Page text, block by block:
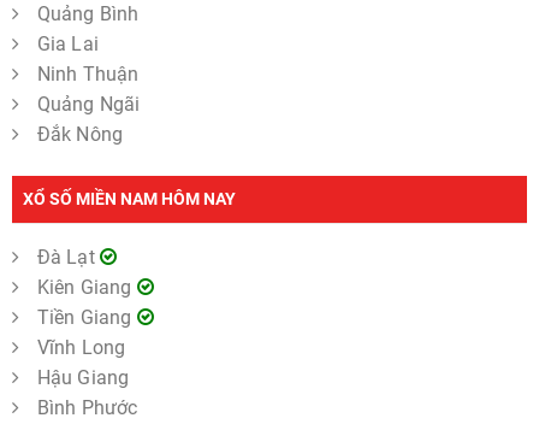
Quảng Bình
Gia Lai
Ninh Thuận
Quảng Ngãi
Đắk Nông
XỔ SỐ MIỀN NAM HÔM NAY
Đà Lạt
Kiên Giang
Tiền Giang
Vĩnh Long
Hậu Giang
Bình Phước